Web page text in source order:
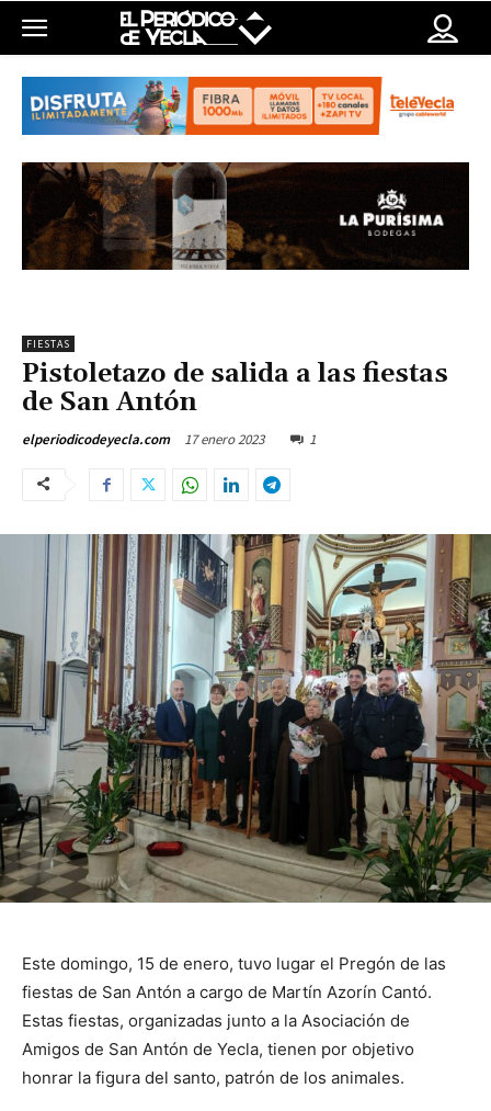
FIESTAS
Pistoletazo de salida a las fiestas
de San Antón
elperiodicodeyecla.com 17 enero 2023 1
Este domingo, 15 de enero, tuvo lugar el Pregón de las
fiestas de San Antón a cargo de Martín Azorín Cantó.
Estas fiestas, organizadas junto a la Asociación de
Amigos de San Antón de Yecla, tienen por objetivo
honrar la figura del santo, patrón de los animales.